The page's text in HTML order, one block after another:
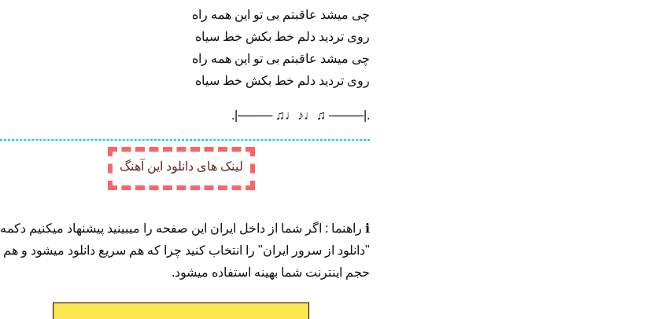
چی میشد عاقبتم بی تو این همه راه
روی تردید دلم خط بکش خط سیاه
چی میشد عاقبتم بی تو این همه راه
روی تردید دلم خط بکش خط سیاه
.|──── ♫♩♪♩♫ ────|.
لینک های دانلود این آهنگ
ℹ️ راهنما : اگر شما از داخل ایران این صفحه را میبینید پیشنهاد میکنیم دکمه
"دانلود از سرور ایران" را انتخاب کنید چرا که هم سریع دانلود میشود و هم
حجم اینترنت شما بهینه استفاده میشود.